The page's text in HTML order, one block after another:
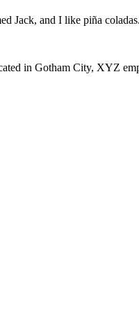
Jack, and I like piña
in Gotham City, XYZ